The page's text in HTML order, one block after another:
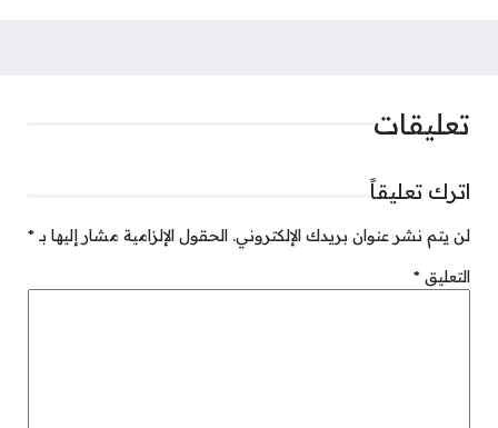
تعليقات
اترك تعليقاً
لن يتم نشر عنوان بريدك الإلكتروني. الحقول الإلزامية مشار إليها بـ *
التعليق *